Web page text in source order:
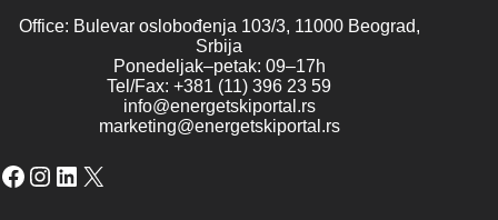
Office: Bulevar oslobođenja 103/3, 11000 Beograd,
Srbija
Ponedeljak–petak: 09–17h
Tel/Fax: +381 (11) 396 23 59
info@energetskiportal.rs
marketing@energetskiportal.rs
Facebook
Instagram
LinkedIn
X